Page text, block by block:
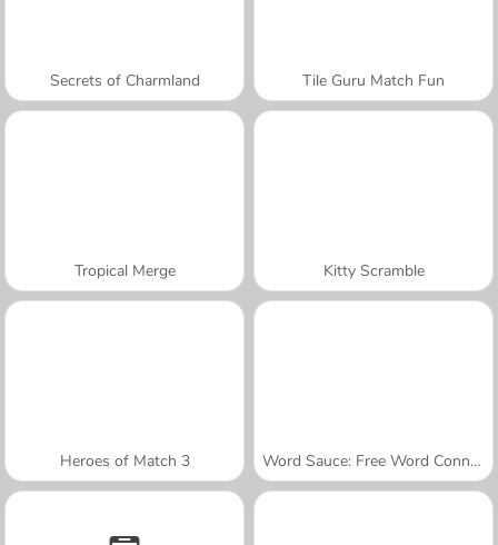
Secrets of Charmland Tile Guru Match Fun
Tropical Merge Kitty Scramble
Heroes of Match 3 Word Sauce: Free Word Connect Puzzle